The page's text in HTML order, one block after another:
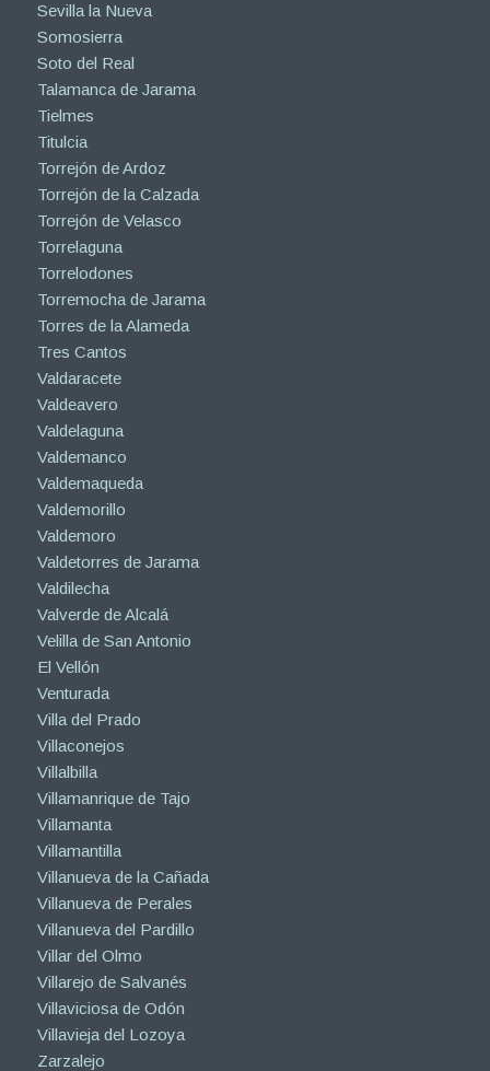
Sevilla la Nueva
Somosierra
Soto del Real
Talamanca de Jarama
Tielmes
Titulcia
Torrejón de Ardoz
Torrejón de la Calzada
Torrejón de Velasco
Torrelaguna
Torrelodones
Torremocha de Jarama
Torres de la Alameda
Tres Cantos
Valdaracete
Valdeavero
Valdelaguna
Valdemanco
Valdemaqueda
Valdemorillo
Valdemoro
Valdetorres de Jarama
Valdilecha
Valverde de Alcalá
Velilla de San Antonio
El Vellón
Venturada
Villa del Prado
Villaconejos
Villalbilla
Villamanrique de Tajo
Villamanta
Villamantilla
Villanueva de la Cañada
Villanueva de Perales
Villanueva del Pardillo
Villar del Olmo
Villarejo de Salvanés
Villaviciosa de Odón
Villavieja del Lozoya
Zarzalejo